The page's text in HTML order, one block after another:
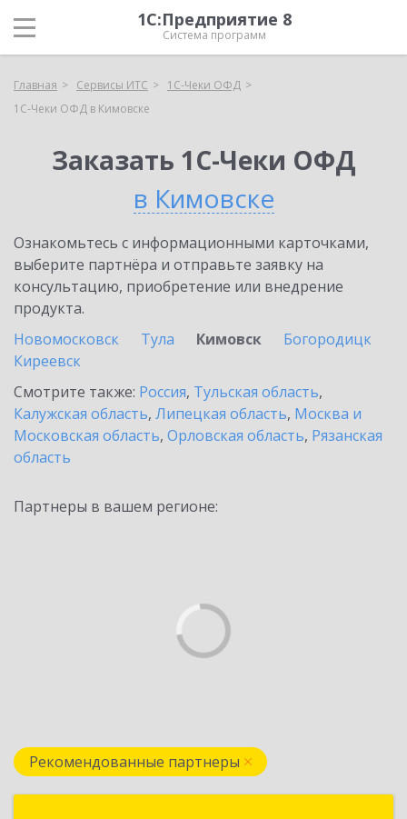
1С:Предприятие 8
Система программ
Главная Сервисы ИТС
1С-Чеки ОФД
1С-Чеки ОФД в Кимовске
Заказать 1С-Чеки ОФД
в Кимовске
Ознакомьтесь с информационными карточками,
выберите партнёра и отправьте заявку на
консультацию, приобретение или внедрение
продукта.
Новомосковск
Тула Кимовск
Богородицк
Киреевск
Смотрите также: Россия, Тульская область,
Калужская область, Липецкая область, Москва и
Московская область, Орловская область, Рязанская
область
Партнеры в вашем регионе:
Рекомендованные партнеры